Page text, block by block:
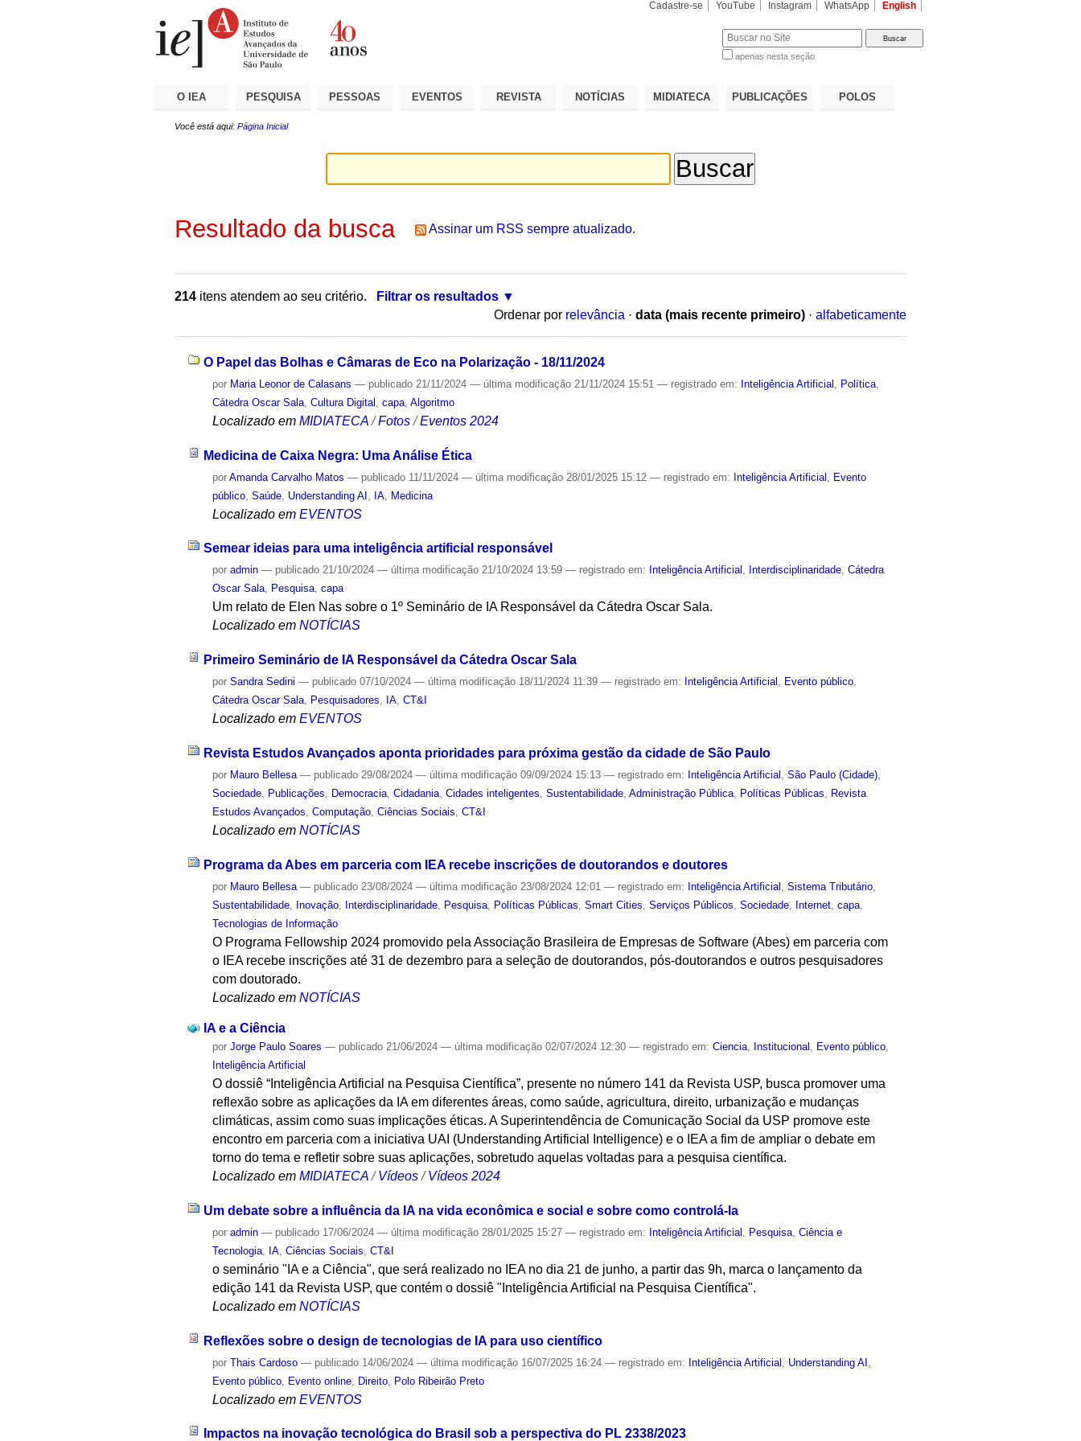
Cadastre-se YouTube Instagram WhatsApp English
apenas nesta seção
O IEA PESQUISA PESSOAS EVENTOS REVISTA NOTÍCIAS MIDIATECA PUBLICAÇÕES POLOS
Você está aqui: Página Inicial
Resultado da busca Assinar um RSS sempre atualizado.
214 itens atendem ao seu critério.
Filtrar os resultados
Ordenar por relevância · data (mais recente primeiro) · alfabeticamente
O Papel das Bolhas e Câmaras de Eco na Polarização - 18/11/2024
por Maria Leonor de Calasans — publicado 21/11/2024— última modificação 21/11/2024 15:51— registrado em: Inteligência Artificial Política
Cátedra Oscar Sala ,Cultura Digital ,capa ,Algoritmo
Localizado em MIDIATECA /Fotos /Eventos 2024
Medicina de Caixa Negra: Uma Análise Ética
porAmanda Carvalho Matos — publicado 11/11/2024— última modificação 28/01/2025 15:12— registrado em: Inteligência Artificial
Evento
público ,Saúde Understanding AI IA Medicina
Localizado em EVENTOS
Semear ideias para uma inteligência artificial responsável
poradmin — publicado 21/10/2024— última modificação 21/10/2024 13:59— registrado em: Inteligência Artificial , Interdisciplinaridade,Cátedra
Oscar Sala, Pesquisa,capa
Um relato de Elen Nas sobre o 1º Seminário de IA Responsável da Cátedra Oscar Sala.
Localizado em NOTÍCIAS
Primeiro Seminário de IA Responsável da Cátedra Oscar Sala
porSandra Sedini — publicado 07/10/2024— última modificação 18/11/2024 11:39— registrado em: Inteligência Artificial , Evento público,
Cátedra Oscar Sala, Pesquisadores, IA,CT&I
Localizado em EVENTOS
Revista Estudos Avançados aponta prioridades para próxima gestão da cidade de São Paulo
por Mauro Bellesa — publicado 29/08/2024— última modificação 09/09/2024 15:13— registrado em: Inteligência Artificial ,São Paulo (Cidade)
Sociedade
Publicações Democracia ,Cidadania ,Cidades inteligentes ,Sustentabilidade ,Administração Pública Políticas Públicas
Revista
Estudos Avançados ,Computação ,Ciências Sociais ,CT&I
Localizado em NOTÍCIAS
Programa da Abes em parceria com IEA recebe inscrições de doutorandos e doutores
por Mauro Bellesa — publicado 23/08/2024— última modificação 23/08/2024 12:01— registrado em: Inteligência Artificial ,Sistema Tributário
Sustentabilidade Inovação Interdisciplinaridade Pesquisa Políticas Públicas ,Smart Cities ,Serviços Públicos ,Sociedade Internet ,capa
Tecnologias de Informação
O Programa Fellowship 2024 promovido pela Associação Brasileira de Empresas de Software (Abes) em parceria com
o IEA recebe inscrições até 31 de dezembro para a seleção de doutorandos, pós-doutorandos e outros pesquisadores
com doutorado.
Localizado em NOTÍCIAS
IA e a Ciência
porJorge Paulo Soares — publicado 21/06/2024— última modificação 02/07/2024 12:30— registrado em:Ciencia, Institucional , Evento público,
Inteligência Artificial
O dossiê “Inteligência Artificial na Pesquisa Científica”, presente no número 141 da Revista USP, busca promover uma
reflexão sobre as aplicações da IA em diferentes áreas, como saúde, agricultura, direito, urbanização e mudanças
climáticas, assim como suas implicações éticas. A Superintendência de Comunicação Social da USP promove este
encontro em parceria com a iniciativa UAI (Understanding Artificial Intelligence) e o IEA a fim de ampliar o debate em
torno do tema e refletir sobre suas aplicações, sobretudo aquelas voltadas para a pesquisa científica.
Localizado em MIDIATECA /Vídeos /Vídeos 2024
Um debate sobre a influência da IA na vida econômica e social e sobre como controlá-la
poradmin — publicado 17/06/2024— última modificação 28/01/2025 15:27— registrado em: Inteligência Artificial Pesquisa ,Ciência e
Tecnologia
IA ,Ciências Sociais ,CT&I
o seminário "IA e a Ciência", que será realizado no IEA no dia 21 de junho, a partir das 9h, marca o lançamento da
edição 141 da Revista USP, que contém o dossiê "Inteligência Artificial na Pesquisa Científica".
Localizado em NOTÍCIAS
Reflexões sobre o design de tecnologias de IA para uso científico
porThais Cardoso — publicado 14/06/2024— última modificação 16/07/2025 16:24— registrado em: Inteligência Artificial Understanding AI
Evento público Evento online Direito Polo Ribeirão Preto
Localizado em EVENTOS
Impactos na inovação tecnológica do Brasil sob a perspectiva do PL 2338/2023